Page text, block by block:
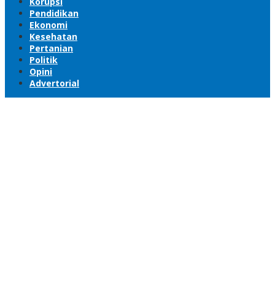
Pendidikan
Ekonomi
Kesehatan
Pertanian
Politik
Opini
Advertorial